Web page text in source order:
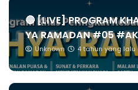
🔴 [LIVE] PROGRAM
YA RAMADAN #05
Unknown 4 tahun yang lalu